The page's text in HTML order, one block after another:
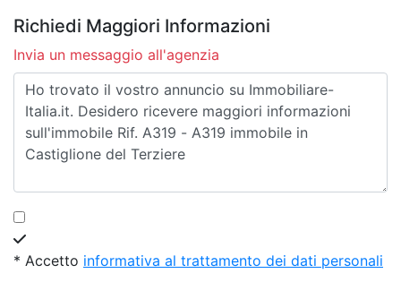
Richiedi Maggiori Informazioni
Invia un messaggio all'agenzia
* Accetto informativa al trattamento dei dati personali